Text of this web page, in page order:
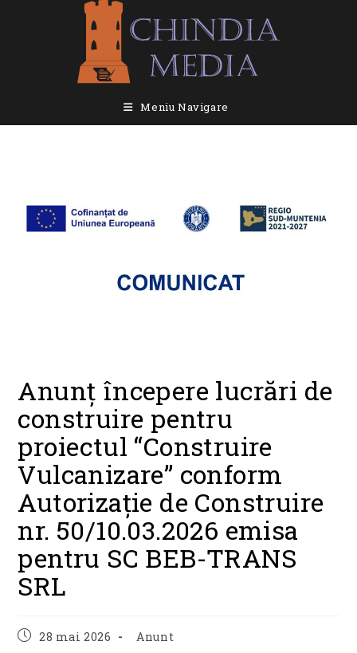
Meniu Navigare
Anunț începere lucrări de
construire pentru
proiectul “Construire
Vulcanizare” conform
Autorizație de Construire
nr. 50/10.03.2026 emisa
pentru SC BEB-TRANS
SRL
Post28 mai 2026
Post
Anunt